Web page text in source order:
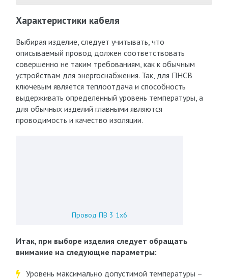
Характеристики кабеля
Выбирая изделие, следует учитывать, что
описываемый провод должен соответствовать
совершенно не таким требованиям, как к обычным
устройствам для энергоснабжения. Так, для ПНСВ
ключевым является теплоотдача и способность
выдерживать определенный уровень температуры, а
для обычных изделий главными являются
проводимость и качество изоляции.
Провод ПВ 3 1х6
Итак, при выборе изделия следует обращать
внимание на следующие параметры:
Уровень максимально допустимой температуры –